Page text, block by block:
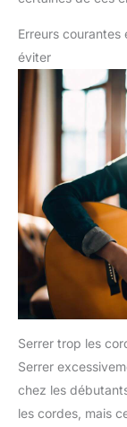
Erreurs
éviter
Serrer trop les
Serrer
chez les
les cordes, mais